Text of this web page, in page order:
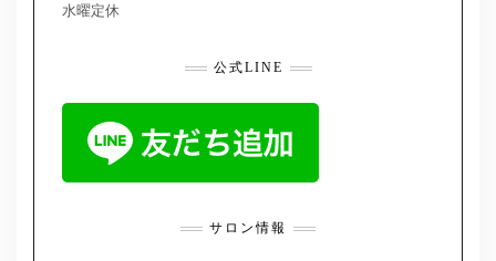
水曜定休
公式LINE
サロン情報